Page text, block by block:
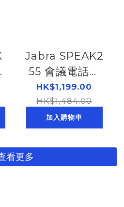
Jabra SPEAK2
55 會議電話揚
聲器(2755-109)
(184261219)
HK$1,199.00
HK$1,484.00
加入購物車
看更多